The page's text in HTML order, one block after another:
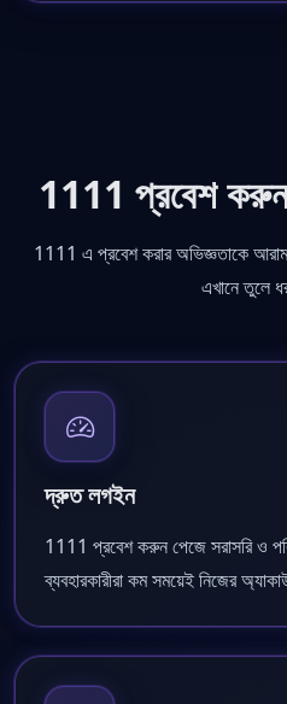
1111 প্রবেশ করুন
1111 এ প্রবেশ করার অভিজ্ঞতাকে
এখানে তুলে
দ্রুত লগইন
1111 প্রবেশ করুন পেজে সরাসরি ও
ব্যবহারকারীরা কম সময়েই নিজের